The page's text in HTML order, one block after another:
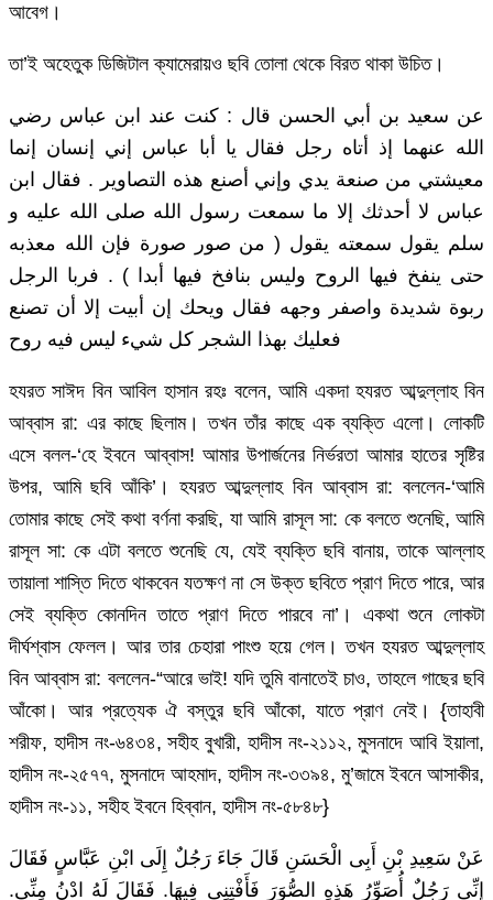
আবেগ।
তা’ই অহেতুক ডিজিটাল ক্যামেরায়ও ছবি তোলা থেকে বিরত থাকা উচিত।
عن سعيد بن أبي الحسن قال : كنت عند ابن عباس رضي
الله عنهما إذ أتاه رجل فقال يا أبا عباس إني إنسان إنما
معيشتي من صنعة يدي وإني أصنع هذه التصاوير . فقال ابن
عباس لا أحدثك إلا ما سمعت رسول الله صلى الله عليه و
سلم يقول سمعته يقول ( من صور صورة فإن الله معذبه
حتى ينفخ فيها الروح وليس بنافخ فيها أبدا ) . فربا الرجل
ربوة شديدة واصفر وجهه فقال ويحك إن أبيت إلا أن تصنع
فعليك بهذا الشجر كل شيء ليس فيه روح
হযরত সাঈদ বিন আবিল হাসান রহঃ বলেন, আমি একদা হযরত আব্দুল্লাহ বিন
আব্বাস রা: এর কাছে ছিলাম। তখন তাঁর কাছে এক ব্যক্তি এলো। লোকটি
এসে বলল-‘হে ইবনে আব্বাস! আমার উপার্জনের নির্ভরতা আমার হাতের সৃষ্টির
উপর, আমি ছবি আঁকি’। হযরত আব্দুল্লাহ বিন আব্বাস রা: বললেন-‘আমি
তোমার কাছে সেই কথা বর্ণনা করছি, যা আমি রাসূল সা: কে বলতে শুনেছি, আমি
রাসূল সা: কে এটা বলতে শুনেছি যে, যেই ব্যক্তি ছবি বানায়, তাকে আল্লাহ
তায়ালা শাস্তি দিতে থাকবেন যতক্ষণ না সে উক্ত ছবিতে প্রাণ দিতে পারে, আর
সেই ব্যক্তি কোনদিন তাতে প্রাণ দিতে পারবে না’। একথা শুনে লোকটা
দীর্ঘশ্বাস ফেলল। আর তার চেহারা পাংশু হয়ে গেল। তখন হযরত আব্দুল্লাহ
বিন আব্বাস রা: বললেন-“আরে ভাই! যদি তুমি বানাতেই চাও, তাহলে গাছের ছবি
আঁকো। আর প্রত্যেক ঐ বস্তুর ছবি আঁকো, যাতে প্রাণ নেই। {তাহাবী
শরীফ, হাদীস নং-৬৪৩৪, সহীহ বুখারী, হাদীস নং-২১১২, মুসনাদে আবি ইয়ালা,
হাদীস নং-২৫৭৭, মুসনাদে আহমাদ, হাদীস নং-৩৩৯৪, মু’জামে ইবনে আসাকীর,
হাদীস নং-১১, সহীহ ইবনে হিব্বান, হাদীস নং-৫৮৪৮}
عَنْ سَعِيدِ بْنِ أَبِى الْحَسَنِ قَالَ جَاءَ رَجُلٌ إِلَى ابْنِ عَبَّاسٍ فَقَالَ
إِنِّى رَجُلٌ أُصَوِّرُ هَذِهِ الصُّوَرَ فَأَفْتِنِى فِيهَا. فَقَالَ لَهُ ادْنُ مِنِّى.